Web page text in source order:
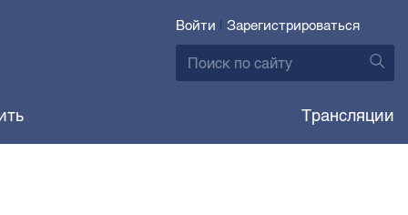
Войти | Зарегистрироваться
Трансляции